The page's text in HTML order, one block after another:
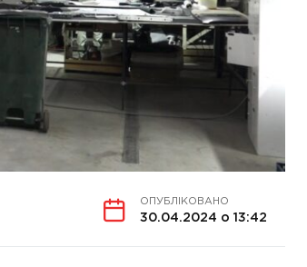
ОПУБЛІКОВАНО
30.04.2024 о 13:42